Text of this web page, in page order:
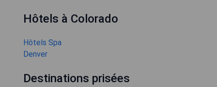
Hôtels à Colorado
Hôtels Spa
Denver
Destinations prisées